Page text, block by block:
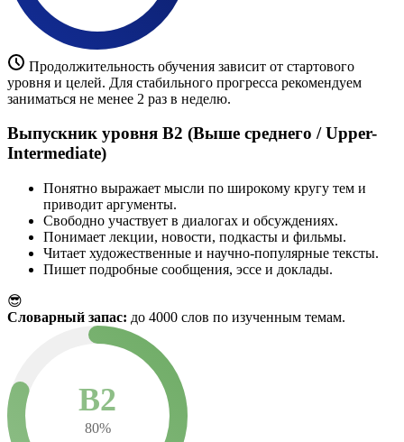
Продолжительность обучения зависит от стартового
уровня и целей. Для стабильного прогресса рекомендуем
заниматься не менее 2 раз в неделю.
Выпускник уровня B2 (Выше среднего / Upper-
Intermediate)
Понятно выражает мысли по широкому кругу тем и
приводит аргументы.
Свободно участвует в диалогах и обсуждениях.
Понимает лекции, новости, подкасты и фильмы.
Читает художественные и научно-популярные тексты.
Пишет подробные сообщения, эссе и доклады.
😎
Словарный запас: до 4000 слов по изученным темам.
B2
80%